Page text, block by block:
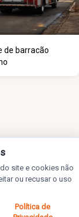
de barracão
site e cookies não
ou recusar o uso
Política de